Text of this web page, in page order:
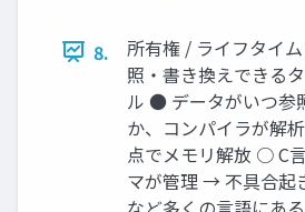
8.
所有権 / ライフタイ
照・書き換えできる
ル ● データがいつ参
か、コンパイラが解
点でメモリ解放 ○ C
マが管理 → 不具合起